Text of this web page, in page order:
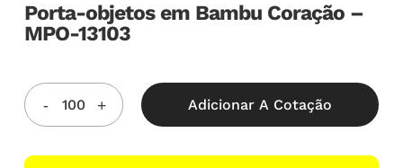
Porta-objetos em Bambu Coração –
MPO-13103
Adicionar A Cotação